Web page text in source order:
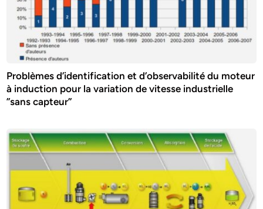
Problèmes d’identification et d’observabilité du moteur
à induction pour la variation de vitesse industrielle
”sans capteur”